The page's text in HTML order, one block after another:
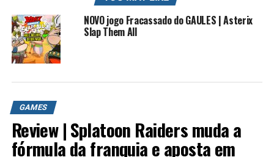
Grupo do Face: /gamers brasil
Lives na Twitch e Facebook: /rkplay
Contato Profissional: contato.roberto94@gmail.com
#rkplay #asterix
videogame de ação lançado em 2005 para computador,
PlayStation 2, PlayStation Portable e Nintendo DS, é a
continuação do jogo Asterix & Obelix XXL.[1] É baseado
na série de quadrinhos Asterix. Existem muitas
NOVO jogo Fracassado do GAULES | Asterix
Slap Them All
GAMES
Review | Splatoon Raiders muda a
fórmula da franquia e aposta em